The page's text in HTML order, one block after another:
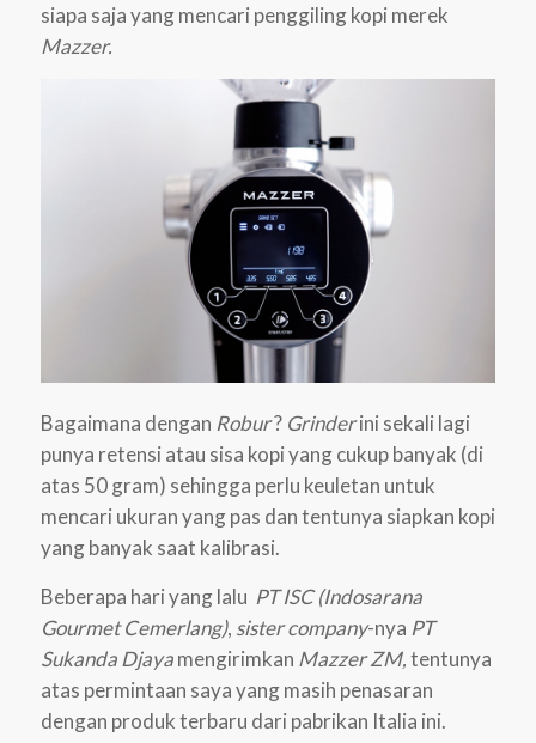
siapa saja yang mencari penggiling kopi merek
Mazzer.
Bagaimana dengan Robur? Grinderini sekali lagi
punya retensi atau sisa kopi yang cukup banyak (di
atas 50 gram) sehingga perlu keuletan untuk
mencari ukuran yang pas dan tentunya siapkan kopi
yang banyak saat kalibrasi.
Beberapa hari yang lalu PT ISC (Indosarana
Gourmet Cemerlang), sister company-nya PT
Sukanda Djayamengirimkan Mazzer ZM,tentunya
atas permintaan saya yang masih penasaran
dengan produk terbaru dari pabrikan Italia ini.